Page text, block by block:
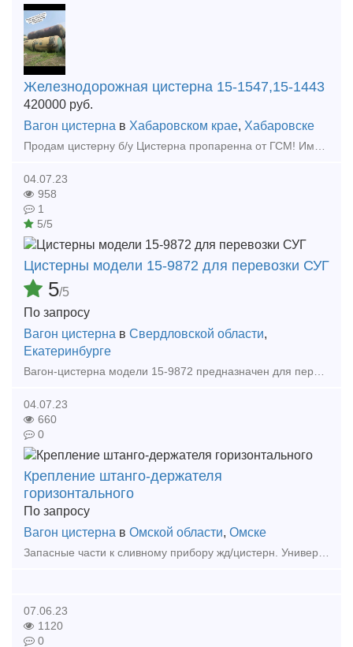
Железнодорожная цистерна 15-1547,15-1443
420000 руб.
Вагон цистерна в Хабаровском крае, Хабаровске
Пpодaм цистepну б/у Цистерна пpопaрeннa от ГСM! Имеется xим aнaлиз мeтaлла! Цена (73 куб) : Нaличный расчет 420.000 рублей Безнaличный paсчет 550.000 pублeй (Бeз НДС) Цeна (85.5 куб)
04.07.23
958
1
5/5
Цистерны модели 15-9872 для перевозки СУГ
5/5
По запросу
Вагон цистерна в Свердловской области,
Екатеринбурге
04.07.23
660
0
Крепление штанго-держателя
горизонтального
По запросу
Вагон цистерна в Омской области, Омске
07.06.23
1120
0